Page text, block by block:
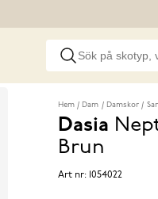
Hem Dam Damskor
Dasia
Brun
Art nr: 1054022